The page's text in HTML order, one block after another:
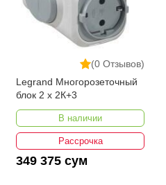
(0 Отзывов)
Legrand Многорозеточный
блок 2 x 2К+3
В наличии
Рассрочка
349 375 сум